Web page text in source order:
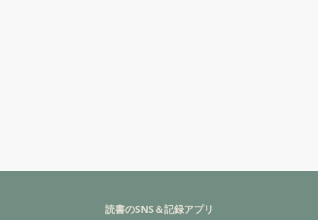
読書のSNS＆記録アプリ